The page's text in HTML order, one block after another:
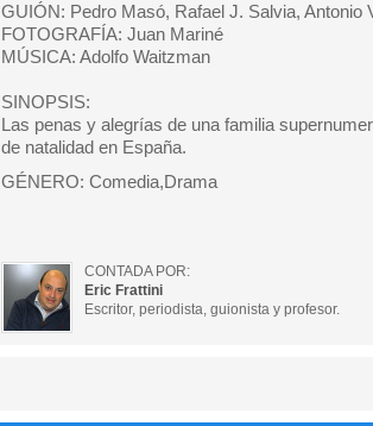
GUIÓN: Pedro Masó, Rafael J. Salvia, Antonio
FOTOGRAFÍA: Juan Mariné
MÚSICA: Adolfo Waitzman
SINOPSIS:
Las penas y alegrías de una familia
de natalidad en España.
GÉNERO: Comedia,Drama
CONTADA POR:
Eric Frattini
Escritor, periodista, guionista y profesor.